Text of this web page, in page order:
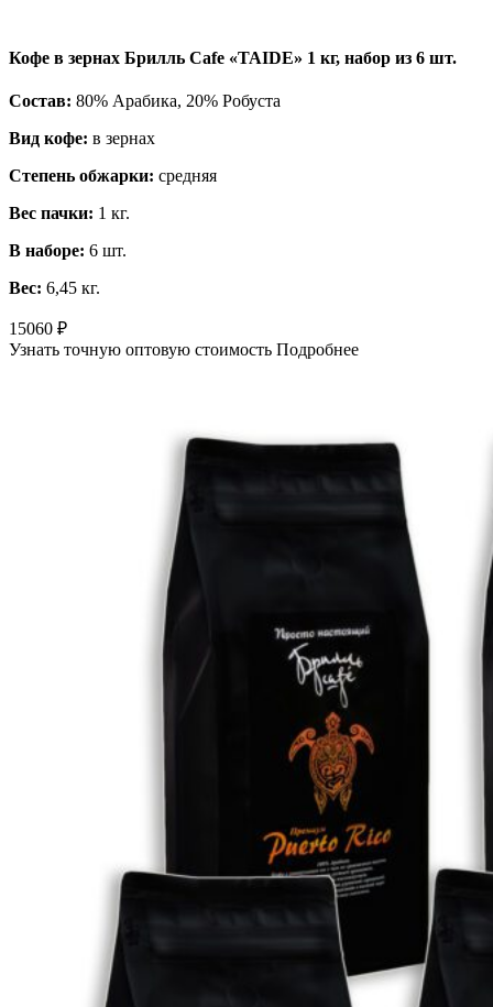
Кофе в зернах Брилль Cafe «TAIDE» 1 кг, набор из 6 шт.
Состав: 80% Арабика, 20% Робуста
Вид кофе: в зернах
Степень обжарки: средняя
Вес пачки: 1 кг.
В наборе: 6 шт.
Вес: 6,45 кг.
15060 ₽
Узнать точную оптовую стоимость Подробнее